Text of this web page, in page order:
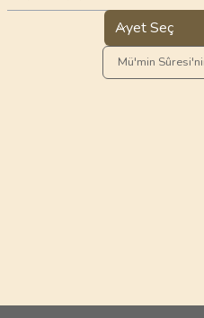
Ayet Seç
Mü'min